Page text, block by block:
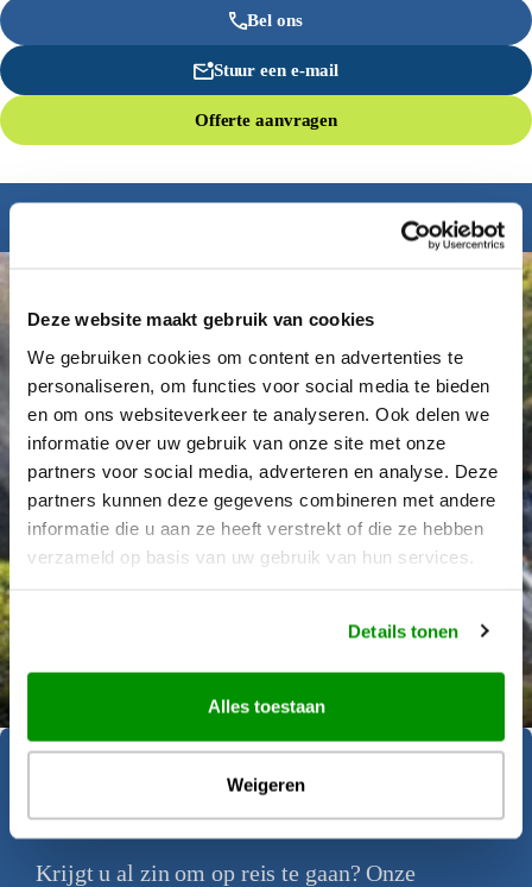
Deze website maakt gebruik van cookies
We gebruiken cookies om content en advertenties te
personaliseren, om functies voor social media te bieden
en om ons websiteverkeer te analyseren. Ook delen we
informatie over uw gebruik van onze site met onze
partners voor social media, adverteren en analyse. Deze
partners kunnen deze gegevens combineren met andere
informatie die u aan ze heeft verstrekt of die ze hebben
verzameld op basis van uw gebruik van hun services.
Details tonen
Alles toestaan
Weigeren
Bel ons
Stuur een e-mail
Offerte aanvragen
Geïnspireerd geraakt?
Krijgt u al zin om op reis te gaan? Onze